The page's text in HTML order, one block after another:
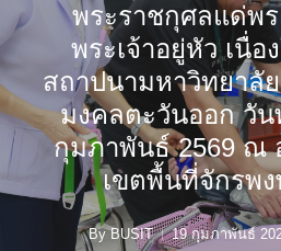
พระราชกุศลแด่พ
พระเจ้าอยู่หัว เนื่อ
สถาปนามหาวิทยาลั
มงคลตะวันออก วั
กุมภาพันธ์ 2569 ณ
เขตพื้นที่จักรพ
By BUSIT 19 กุมภาพันธ์